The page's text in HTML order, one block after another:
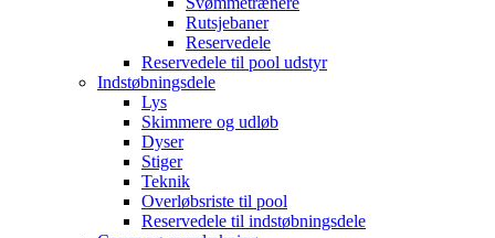
Rutsjebaner
Reservedele
Reservedele til pool udstyr
Indstøbningsdele
Lys
Skimmere og udløb
Dyser
Stiger
Teknik
Overløbsriste til pool
Reservedele til indstøbningsdele